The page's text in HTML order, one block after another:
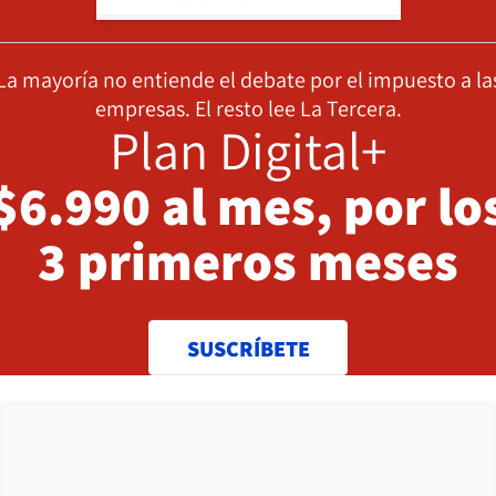
mayoría no entiende el debate por el impuesto a
empresas. El resto lee La Tercera.
Plan Digital+
al mes, por
3 primeros meses
SUSCRÍBETE